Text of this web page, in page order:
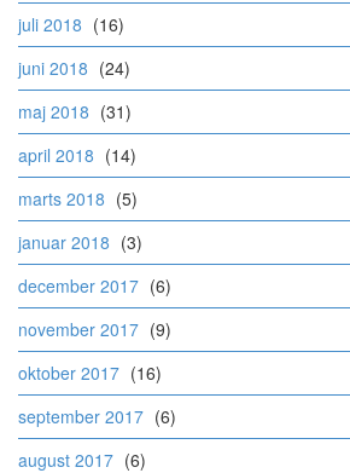
juli 2018 (16)
juni 2018 (24)
maj 2018 (31)
april 2018 (14)
marts 2018 (5)
januar 2018 (3)
december 2017 (6)
november 2017 (9)
oktober 2017 (16)
september 2017 (6)
august 2017 (6)